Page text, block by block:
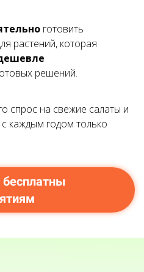
готовить
растений, которая
решений.
спрос на свежие салаты и
с каждым годом только
бесплатны